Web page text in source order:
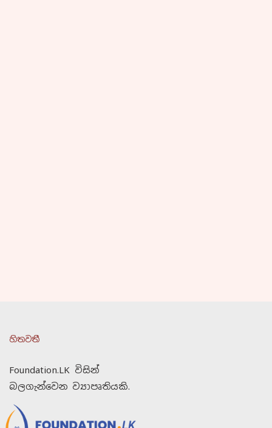
හිතවතී
Foundation.LK විසින්
බලගැන්වෙන ව්‍යාපෘතියකි.